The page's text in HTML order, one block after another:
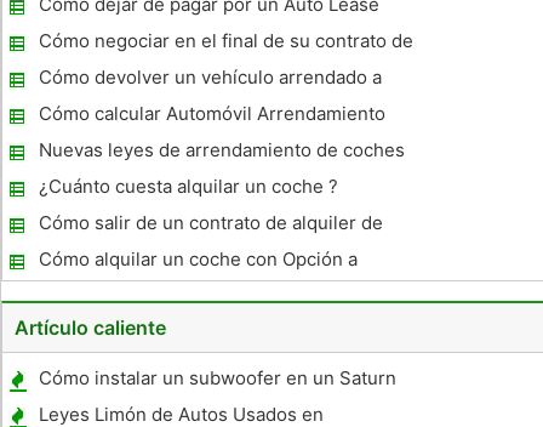
Cómo negociar en el final de su contrato de
carro
Cómo devolver un vehículo arrendado a
Chrysler
Cómo calcular Automóvil Arrendamiento
valores residuales
Nuevas leyes de arrendamiento de coches
¿Cuánto cuesta alquilar un coche ?
Cómo salir de un contrato de alquiler de
coches
Cómo alquilar un coche con Opción a
Compra
Artículo caliente
Cómo instalar un subwoofer en un Saturn
Ion 2007
Leyes Limón de Autos Usados ​​en